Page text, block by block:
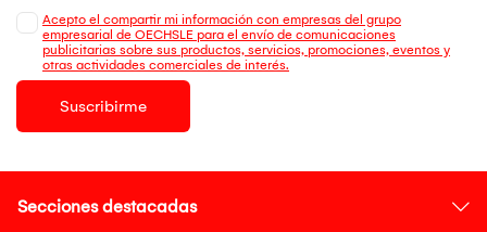
Acepto el compartir mi información con empresas del grupo
empresarial de OECHSLE para el envío de comunicaciones
publicitarias sobre sus productos, servicios, promociones, eventos y
otras actividades comerciales de interés.
Suscribirme
Secciones destacadas